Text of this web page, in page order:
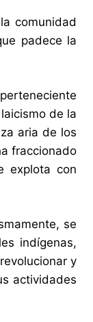
comunidad
padece la
de la
aria de los
fraccionado
explota con
se
indígenas,
y
actividades